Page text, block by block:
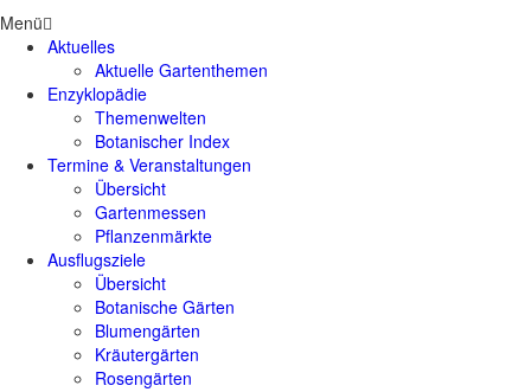
Menü
Aktuelles
Aktuelle Gartenthemen
Enzyklopädie
Themenwelten
Botanischer Index
Termine & Veranstaltungen
Übersicht
Gartenmessen
Pflanzenmärkte
Ausflugsziele
Übersicht
Botanische Gärten
Blumengärten
Kräutergärten
Rosengärten